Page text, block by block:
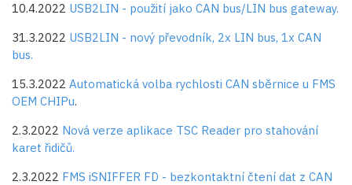
10.4.2022 USB2LIN - použití jako CAN bus/LIN bus gateway.
31.3.2022 USB2LIN - nový převodník, 2x LIN bus, 1x CAN
bus.
15.3.2022 Automatická volba rychlosti CAN sběrnice u FMS
OEM CHIPu.
2.3.2022 Nová verze aplikace TSC Reader pro stahování
karet řidičů.
2.3.2022 FMS iSNIFFER FD - bezkontaktní čtení dat z CAN